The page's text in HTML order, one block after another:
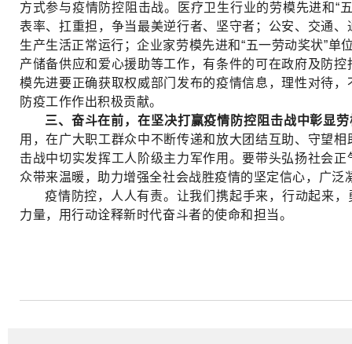
方式参与疫情防控阻击战。医疗卫生行业的劳模先进和“
表率、扛重担，争当最美逆行者、坚守者；公安、交通
生产生活正常运行；企业家劳模先进和“五一劳动奖状”
产储备供应和爱心援助等工作，有条件的可在政府及防
模先进要正确获取权威部门发布的疫情信息，理性对待
防疫工作作出积极贡献。
三、奋斗在前，在坚决打赢疫情防控阻击战中彰显
用，在广大职工群众中不断传递和放大团结互助、守望
击战中切实发挥工人阶级主力军作用。要带头弘扬社会
众带来温暖，助力增强全社会战胜疫情的坚定信心，广
疫情防控，人人有责。让我们携起手来，行动起来
力量，用行动诠释新时代奋斗者的使命和担当。